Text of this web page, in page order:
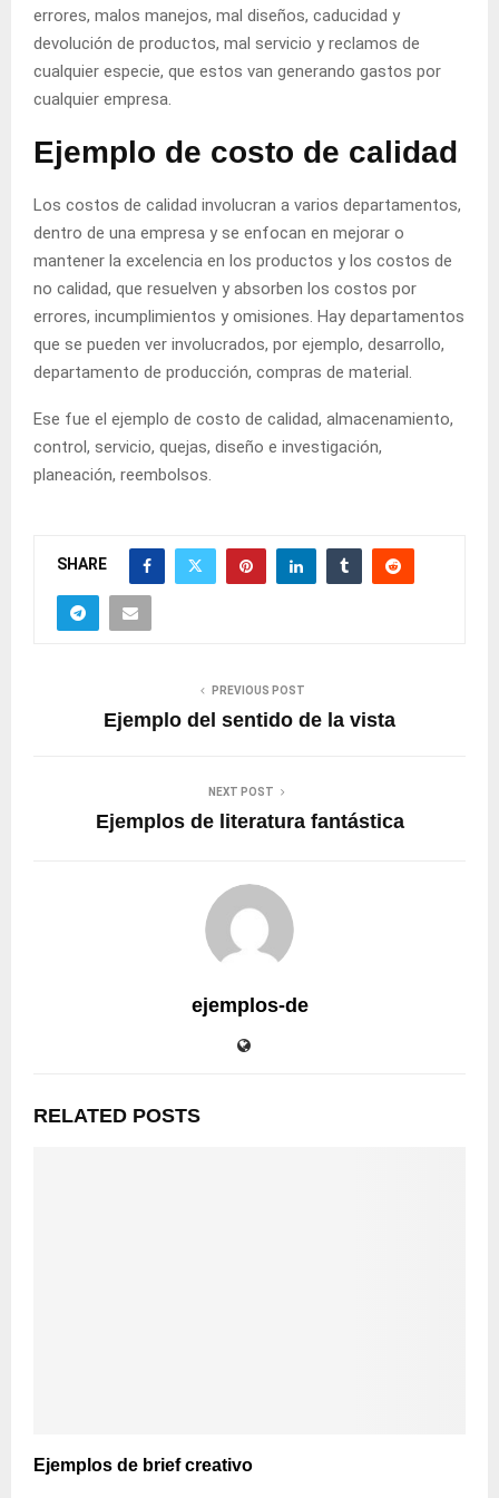
errores, malos manejos, mal diseños, caducidad y
devolución de productos, mal servicio y reclamos de
cualquier especie, que estos van generando gastos por
cualquier empresa.
Ejemplo de costo de calidad
Los costos de calidad involucran a varios departamentos,
dentro de una empresa y se enfocan en mejorar o
mantener la excelencia en los productos y los costos de
no calidad, que resuelven y absorben los costos por
errores, incumplimientos y omisiones. Hay departamentos
que se pueden ver involucrados, por ejemplo, desarrollo,
departamento de producción, compras de material.
Ese fue el ejemplo de costo de calidad, almacenamiento,
control, servicio, quejas, diseño e investigación,
planeación, reembolsos.
SHARE
PREVIOUS POST
Ejemplo del sentido de la vista
NEXT POST
Ejemplos de literatura fantástica
ejemplos-de
RELATED POSTS
Ejemplos de brief creativo